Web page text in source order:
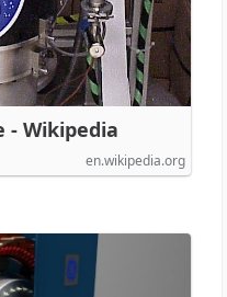
- Wikipedia
en.wikipedia.org